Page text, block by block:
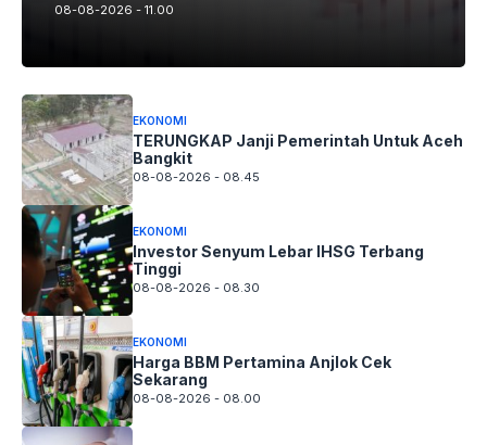
08-08-2026 - 11.00
EKONOMI
TERUNGKAP Janji Pemerintah Untuk Aceh
Bangkit
08-08-2026 - 08.45
EKONOMI
Investor Senyum Lebar IHSG Terbang
Tinggi
08-08-2026 - 08.30
EKONOMI
Harga BBM Pertamina Anjlok Cek
Sekarang
08-08-2026 - 08.00